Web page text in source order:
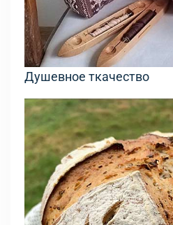
Душевное ткачество